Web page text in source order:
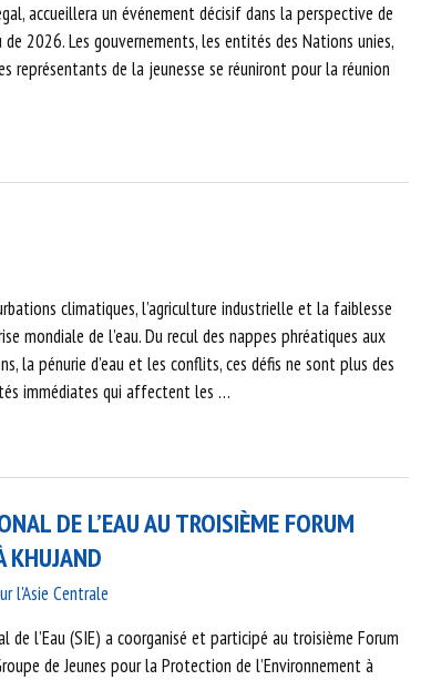
accueillera un événement décisif dans la perspective de
de 2026. Les gouvernements, les entités des Nations unies,
représentants de la jeunesse se réuniront pour la réunion
climatiques, l’agriculture industrielle et la faiblesse
mondiale de l’eau. Du recul des nappes phréatiques aux
la pénurie d’eau et les conflits, ces défis ne sont plus des
immédiates qui affectent les …
DE L’EAU AU TROISIÈME FORUM
KHUJAND
l'Asie Centrale
l’Eau (SIE) a coorganisé et participé au troisième Forum
de Jeunes pour la Protection de l’Environnement à